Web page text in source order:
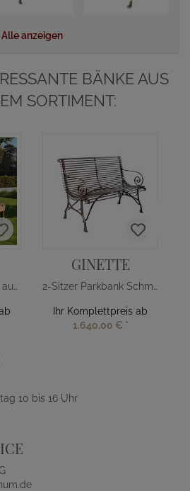
Alle anzeigen
BÄNKE AUS
SORTIMENT:
180 Grad Baumbank aus Teakholz
GINETTE
2-Sitzer Parkbank Schmiedeeisen
Ihr Komplettpreis ab
1.640,00 € *
10 bis 16 Uhr